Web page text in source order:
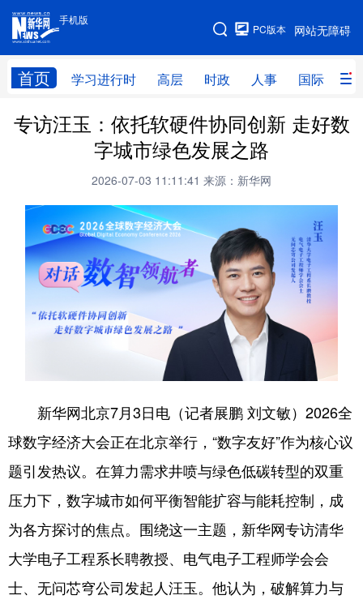
手机版
网站无障碍
PC版本
首页 学习进行时 高层 时政 人事 国际 财
手机版
网站地图
学习进行时 高层 时政 人事
财经 网评
思客智库 全球连线
科技 科普 文化
健康 军事 访谈 视频
图片 中央文件 金融 汽车
食品 人居 信息化 乡村振兴
旅游 能源
亚太网 上市公司 投教基地
地方频道
北京 天津 河北 山西
辽宁 吉林 上海 江苏
专访汪玉：依托软硬件协同创新 走好数
字城市绿色发展之路
2026-07-03 11:11:41 来源：新华网
新华网北京7月3日电（记者展鹏 刘文敏）2026全
球数字经济大会正在北京举行，“数字友好”作为核心议
题引发热议。在算力需求井喷与绿色低碳转型的双重
压力下，数字城市如何平衡智能扩容与能耗控制，成
为各方探讨的焦点。围绕这一主题，新华网专访清华
大学电子工程系长聘教授、电气电子工程师学会会
士、无问芯穹公司发起人汪玉。他认为，破解算力与